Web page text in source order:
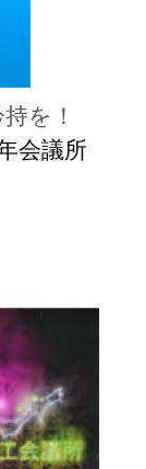
を！
会議所